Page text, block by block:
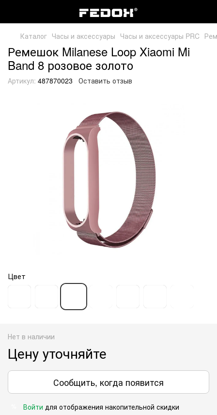
Каталог Часы и аксессуары Часы и аксессуары PRC
Ремешок Milanese Loop Xiaomi Mi
Band 8 розовое золото
Артикул: 487870023 Оставить отзыв
Цвет
Нет в наличии
Цену уточняйте
Сообщить, когда появится
Войти для отображения накопительной скидки